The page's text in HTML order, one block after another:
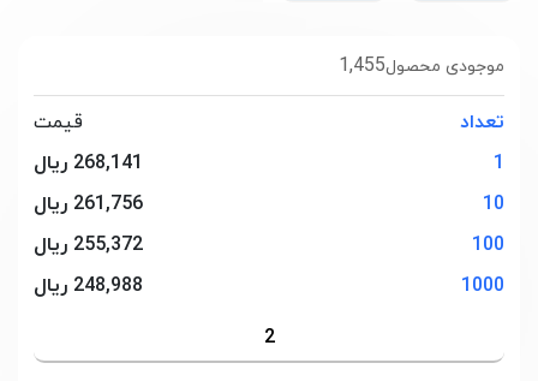
1,455موجودی محصول
تعداد
قیمت
1
268,141 ریال
10
261,756 ریال
100
255,372 ریال
1000
248,988 ریال